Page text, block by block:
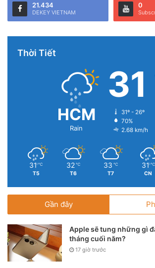
21.434
DEKEY VIETNAM
0
Thời Tiết
HCM
Rain
31
31º - 26º
70%
2.68 km/h
31 ℃
T5
32 ℃
T6
33 ℃
T7
31 ℃
CN
Gần đây
Apple sẽ tung những gì
tháng cuối năm?
17 giờ trước